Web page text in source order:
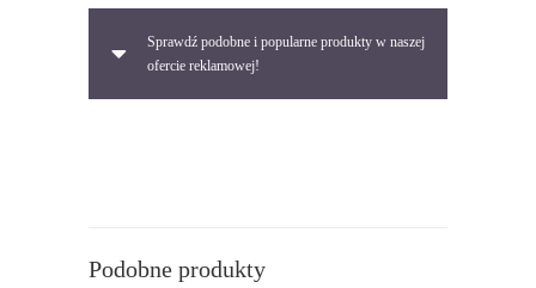
Sprawdź podobne i popularne produkty w naszej
ofercie reklamowej!
Podobne produkty